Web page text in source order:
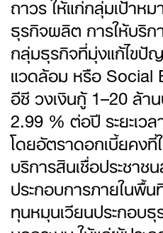
ธุรกิจผลิต การให้บริ
กลุ่มธุรกิจที่มุ่งแก้ไขปั
แวดล้อม หรือ Social
อีซี วงเงินกู้ 1–20 ล้า
2.99 % ต่อปี ระยะเ
โดยอัตราดอกเบี้ยคงที่
บริการสินเชื่อประชาช
ประกอบการภายในพื้น
ทุนหมุนเวียนประกอบ